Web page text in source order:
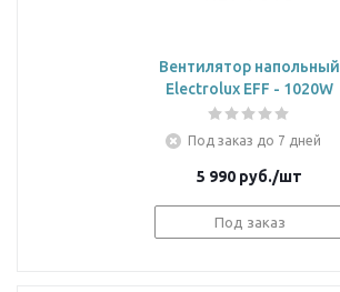
Вентилятор напольный
Electrolux EFF - 1020W
Под заказ до 7 дней
5 990 руб./шт
Под заказ